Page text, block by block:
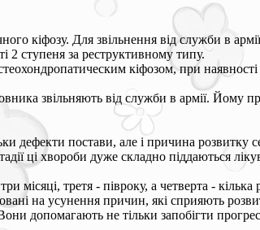
кіфозу. Для звільнення від служби в
2 ступеня за реструктивному типу.
кіфозом, при
звільняють від служби в армії. Йому
дефекти постави, але і причина
ці хвороби дуже складно піддаються
місяці, третя - півроку, а четверта - кілька
на усунення причин, які сприяють
Вони допомагають не тільки запобігти